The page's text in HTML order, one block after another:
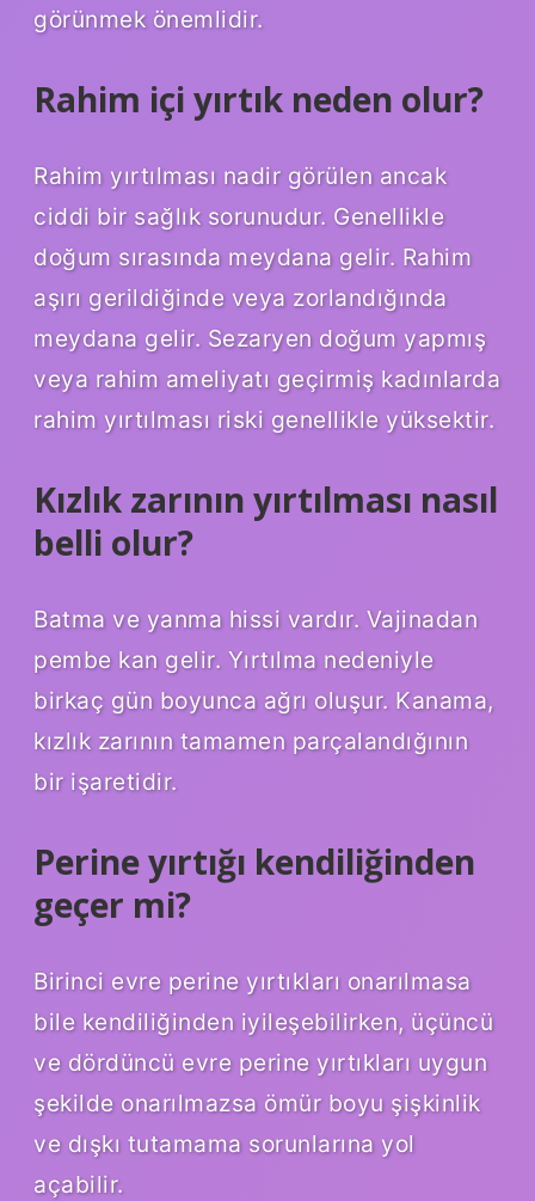
görünmek önemlidir.
Rahim içi yırtık neden olur?
Rahim yırtılması nadir görülen ancak
ciddi bir sağlık sorunudur. Genellikle
doğum sırasında meydana gelir. Rahim
aşırı gerildiğinde veya zorlandığında
meydana gelir. Sezaryen doğum yapmış
veya rahim ameliyatı geçirmiş kadınlarda
rahim yırtılması riski genellikle yüksektir.
Kızlık zarının yırtılması nasıl
belli olur?
Batma ve yanma hissi vardır. Vajinadan
pembe kan gelir. Yırtılma nedeniyle
birkaç gün boyunca ağrı oluşur. Kanama,
kızlık zarının tamamen parçalandığının
bir işaretidir.
Perine yırtığı kendiliğinden
geçer mi?
Birinci evre perine yırtıkları onarılmasa
bile kendiliğinden iyileşebilirken, üçüncü
ve dördüncü evre perine yırtıkları uygun
şekilde onarılmazsa ömür boyu şişkinlik
ve dışkı tutamama sorunlarına yol
açabilir.